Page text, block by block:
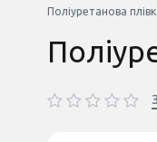
Поліуретанова